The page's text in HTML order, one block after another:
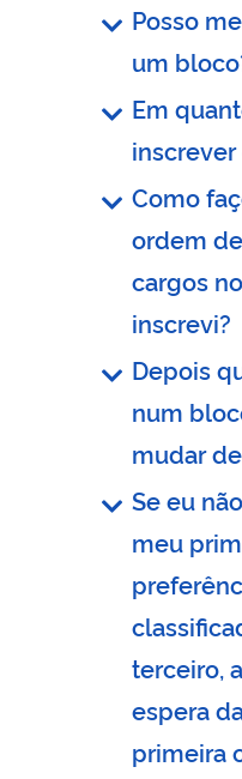
Posso
um
Em
Como
ordem
cargos
inscrevi?
Depois
num
mudar
Se eu
meu
terceiro,
espera
primeira